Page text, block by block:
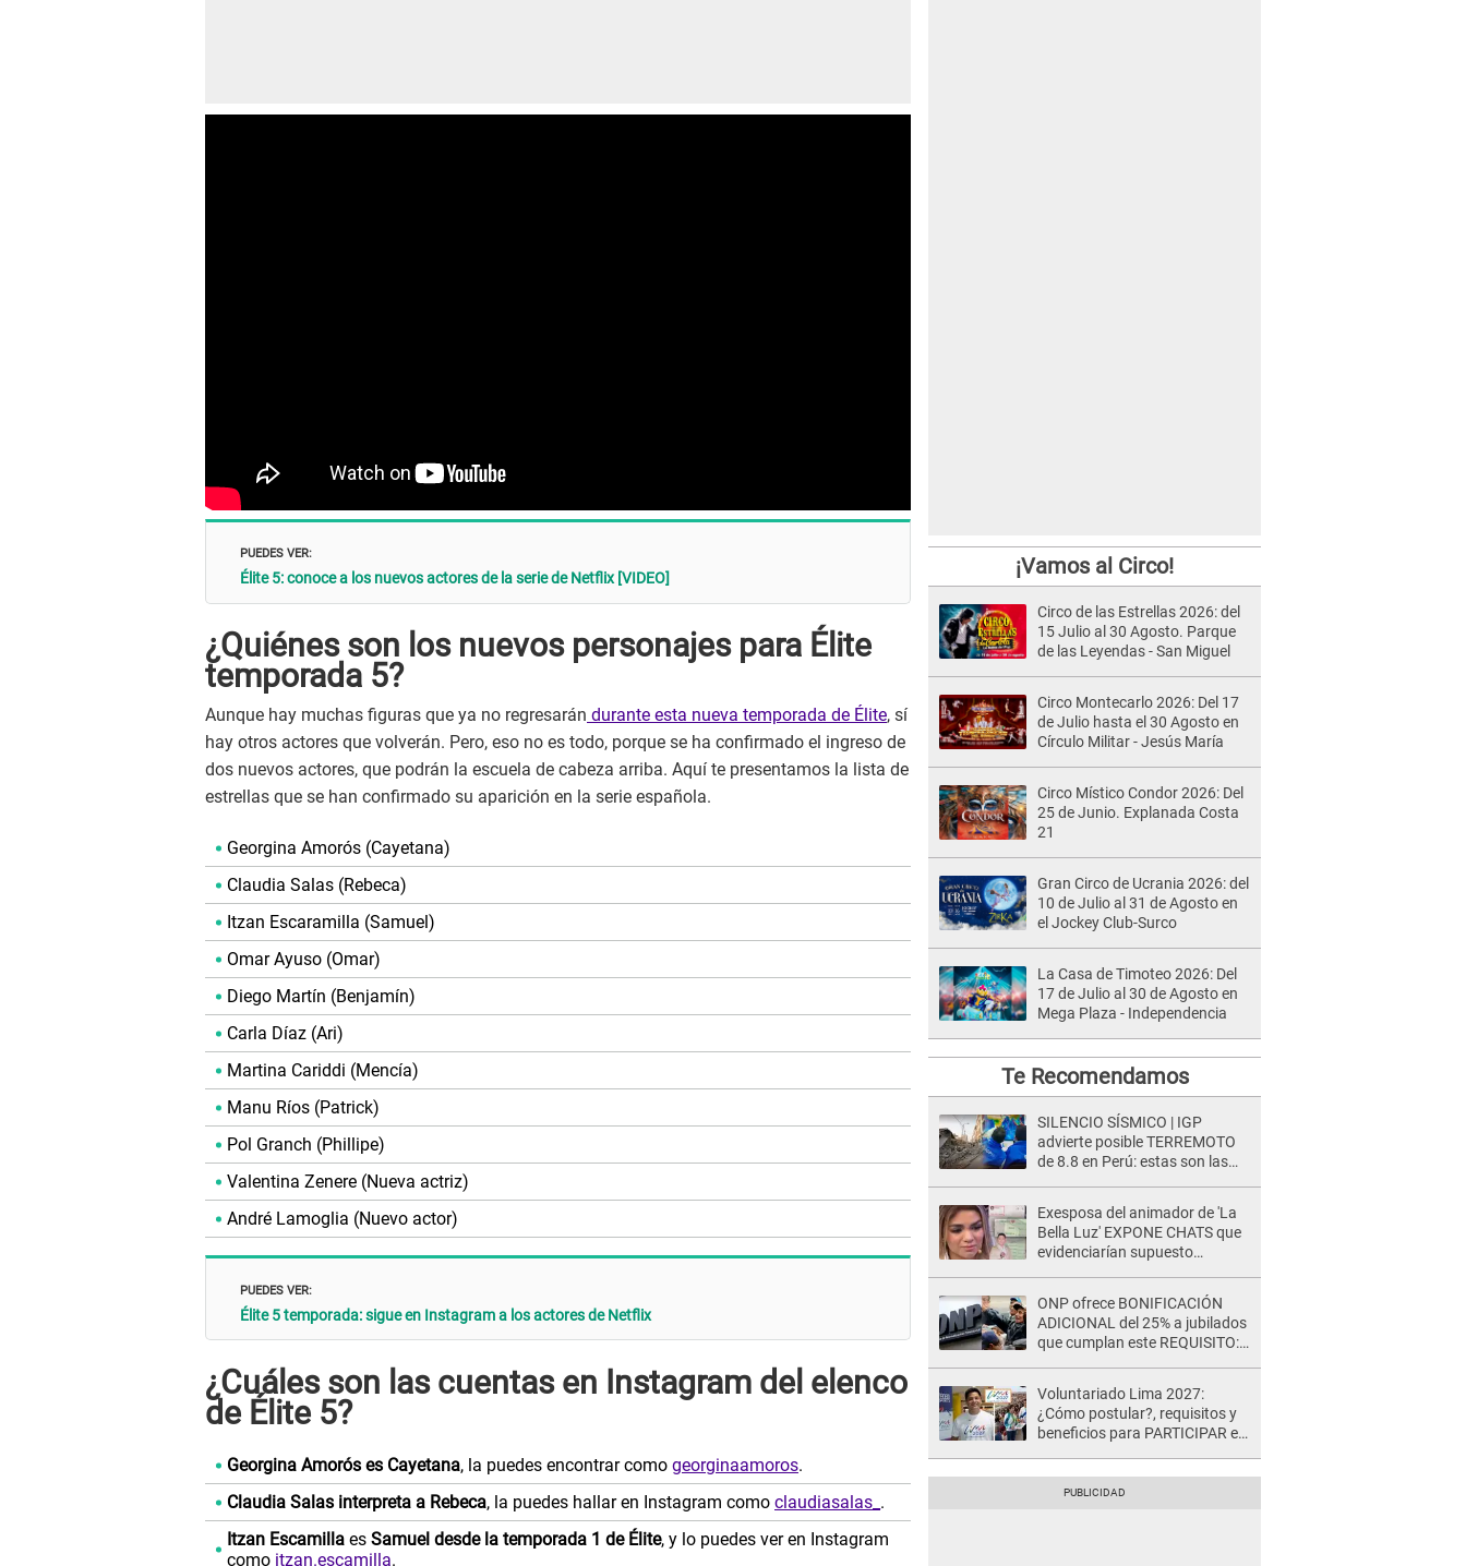
PUEDES VER:
Élite 5: conoce a los nuevos actores de la serie de Netflix [VIDEO]
¿Quiénes son los nuevos personajes para Élite
temporada 5?
Aunque hay muchas figuras que ya no regresarán durante esta nueva temporada de Élite, sí
hay otros actores que volverán. Pero, eso no es todo, porque se ha confirmado el ingreso de
dos nuevos actores, que podrán la escuela de cabeza arriba. Aquí te presentamos la lista de
estrellas que se han confirmado su aparición en la serie española.
Georgina Amorós (Cayetana)
Claudia Salas (Rebeca)
Itzan Escaramilla (Samuel)
Omar Ayuso (Omar)
Diego Martín (Benjamín)
Carla Díaz (Ari)
Martina Cariddi (Mencía)
Manu Ríos (Patrick)
Pol Granch (Phillipe)
Valentina Zenere (Nueva actriz)
André Lamoglia (Nuevo actor)
PUEDES VER:
Élite 5 temporada: sigue en Instagram a los actores de Netflix
¿Cuáles son las cuentas en Instagram del elenco
de Élite 5?
Georgina Amorós es Cayetana, la puedes encontrar como georginaamoros.
Claudia Salas interpreta a Rebeca, la puedes hallar en Instagram como claudiasalas_ .
Itzan Escamilla es Samuel desde la temporada 1 de Élite, y lo puedes ver en Instagram
como itzan.escamilla.
¡Vamos al Circo!
Circo de las Estrellas 2026: del
15 Julio al 30 Agosto. Parque
de las Leyendas - San Miguel
Circo Montecarlo 2026: Del 17
de Julio hasta el 30 Agosto en
Círculo Militar - Jesús María
Circo Místico Condor 2026: Del
25 de Junio. Explanada Costa
21
Gran Circo de Ucrania 2026: del
10 de Julio al 31 de Agosto en
el Jockey Club-Surco
La Casa de Timoteo 2026: Del
17 de Julio al 30 de Agosto en
Mega Plaza - Independencia
Te Recomendamos
SILENCIO SÍSMICO | IGP
advierte posible TERREMOTO
de 8.8 en Perú: estas son las
Exesposa del animador de 'La
Bella Luz' EXPONE CHATS que
evidenciarían supuesto
Saldaña, pese a tener pareja
ONP ofrece BONIFICACIÓN
ADICIONAL del 25% a jubilados
que cumplan este REQUISITO:
Voluntariado Lima 2027:
¿Cómo postular?, requisitos y
beneficios para PARTICIPAR en